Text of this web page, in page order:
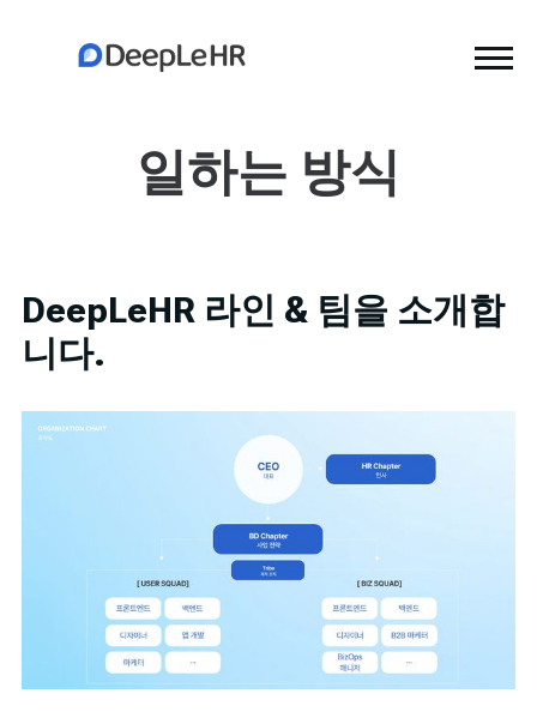
일하는 방식
DeepLeHR 라인 & 팀을 소개합
니다.